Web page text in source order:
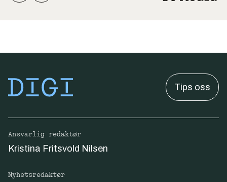
Tips oss
Ansvarlig redaktør
Kristina Fritsvold Nilsen
Nyhetsredaktør